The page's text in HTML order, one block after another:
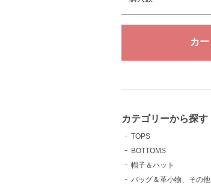
カテゴリーから探す
TOPS
BOTTOMS
帽子＆ハット
バッグ＆革小物、その他